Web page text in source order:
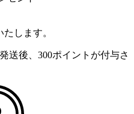
します。
送後、300ポイントが付与さ